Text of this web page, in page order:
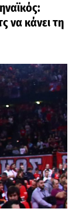
να κάνει τη